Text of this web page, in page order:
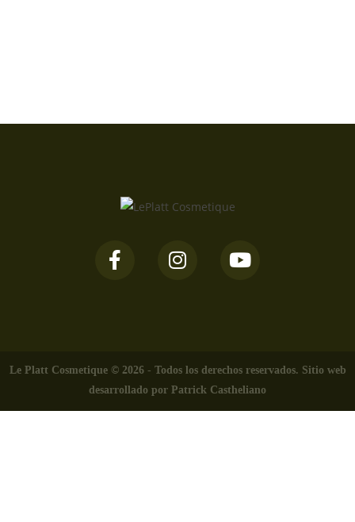
Le Platt Cosmetique © 2026- Todos los derechos reservados. Sitio web
desarrollado por Patrick Castheliano